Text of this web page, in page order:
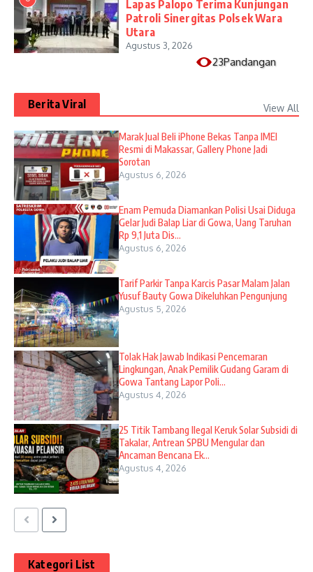
Lapas Palopo Terima Kunjungan
Patroli Sinergitas Polsek Wara
Utara
Agustus 3, 2026
23Pandangan
Berita Viral View All
​Marak Jual Beli iPhone Bekas Tanpa IMEI
Resmi di Makassar, Gallery Phone Jadi
Sorotan
Agustus 6, 2026
Enam Pemuda Diamankan Polisi Usai Diduga
Gelar Judi Balap Liar di Gowa, Uang Taruhan
Rp 9,1 Juta Dis...
Agustus 6, 2026
Tarif Parkir Tanpa Karcis Pasar Malam Jalan
Yusuf Bauty Gowa Dikeluhkan Pengunjung
Agustus 5, 2026
Tolak Hak Jawab Indikasi Pencemaran
Lingkungan, Anak Pemilik Gudang Garam di
Gowa Tantang Lapor Poli...
Agustus 4, 2026
25 Titik Tambang Ilegal Keruk Solar Subsidi di
Takalar, Antrean SPBU Mengular dan
Ancaman Bencana Ek...
Agustus 4, 2026
Kategori List